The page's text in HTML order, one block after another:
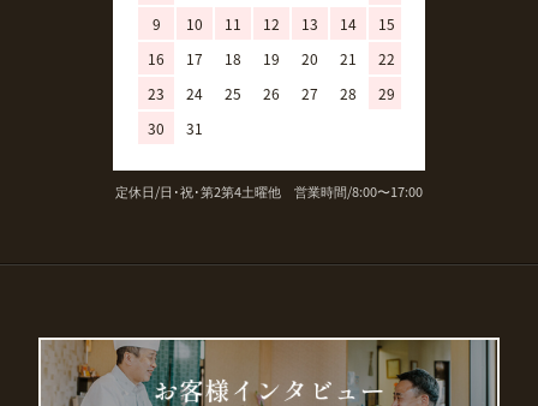
9
10 11 12 13 14
15
16
17 18 19 20 21
22
23
24 25 26 27 28
29
30
31
定休日/日･祝･第2第4土曜他 営業時間/8:00〜17:00